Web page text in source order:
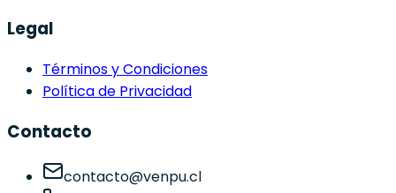
Legal
Términos y Condiciones
Política de Privacidad
Contacto
contacto@venpu.cl